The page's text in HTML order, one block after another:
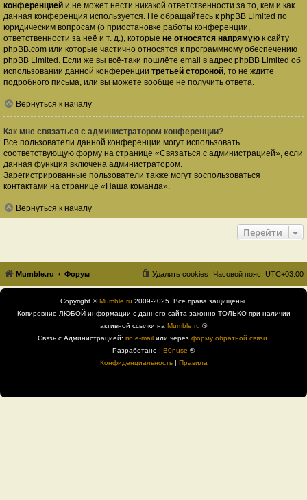
конференцией и не может нести никакой ответственности за то, кем и как
данная конференция используется. Не обращайтесь к phpBB Limited по
юридическим вопросам (о приостановке работы конференции,
ответственности за неё и т. д.), которые не относятся напрямую к сайту
phpBB.com или которые частично относятся к программному обеспечению
phpBB Limited. Если же вы всё-таки пошлёте email в адрес phpBB Limited об
использовании данной конференции третьей стороной, то не ждите
подробного письма, или вы можете вообще не получить ответа.
Вернуться к началу
Как мне связаться с администратором конференции?
Все пользователи данной конференции могут использовать
соответствующую форму на странице «Связаться с администрацией», если
данная функция включена администратором.
Зарегистрированные пользователи также могут воспользоваться
контактами на странице «Наша команда».
Вернуться к началу
Перейти
Mumble.ru Форум Часовой пояс: UTC+03:00
Удалить cookies
Copyright ©Mumble.ru 2009-2025. Все права защищены.
Копировние ЛЮБОЙ информации с данного сайта законно ТОЛЬКО при наличии
активной ссылки на Mumble.ru ®
Связь с Администрацией: по e-mail или через форму обратной связи
Разработано : B0nuse ®
Конфиденциальность| Правила